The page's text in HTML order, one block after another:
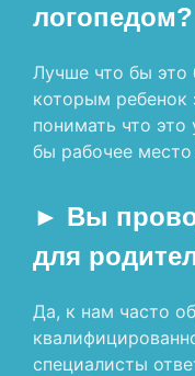
логопедом?
Лучше что бы это
которым ребенок
понимать что
бы рабочее
► Вы
для
Да, к нам часто
специалисты